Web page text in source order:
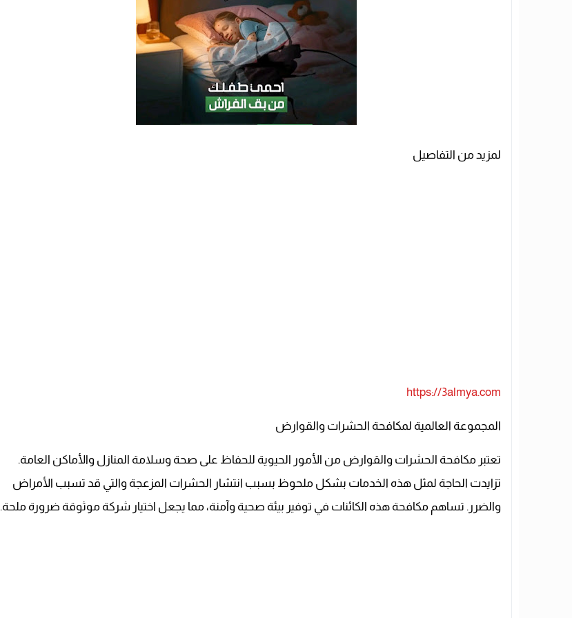
لمزيد من التفاصيل
https://3almya.com
المجموعة العالمية لمكافحة الحشرات والقوارض
تعتبر مكافحة الحشرات والقوارض من الأمور الحيوية للحفاظ على صحة وسلامة المنازل والأماكن العامة.
تزايدت الحاجة لمثل هذه الخدمات بشكل ملحوظ بسبب انتشار الحشرات المزعجة والتي قد تسبب الأمراض
والضرر. تساهم مكافحة هذه الكائنات في توفير بيئة صحية وآمنة، مما يجعل اختيار شركة موثوقة ضرورة ملحة.